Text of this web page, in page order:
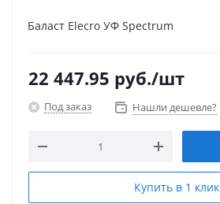
Баласт Elecro УФ Spectrum
22 447.95 руб./шт
Под заказ Нашли дешевле?
Купить в 1 клик